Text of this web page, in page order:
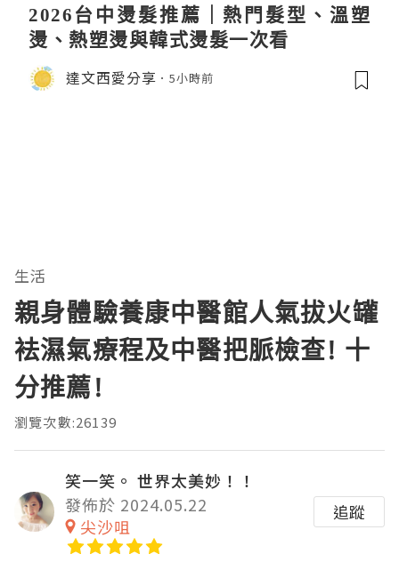
2026台中燙髮推薦｜熱門髮型、溫塑
燙、熱塑燙與韓式燙髮一次看
達文西愛分享 5小時前
生活
親身體驗養康中醫館人氣拔火罐
袪濕氣療程及中醫把脈檢查! 十
分推薦!
瀏覽次數:26139
笑一笑。 世界太美妙！！
發佈於 2024.05.22
尖沙咀
追蹤